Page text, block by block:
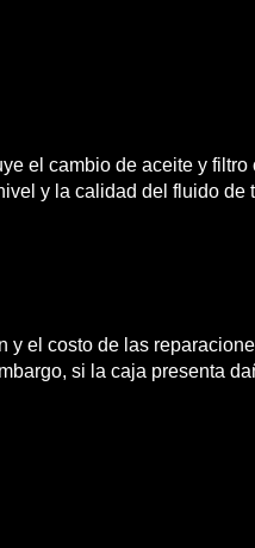
el cambio de aceite y
y la calidad del fluido de
y el costo de las
si la caja presenta